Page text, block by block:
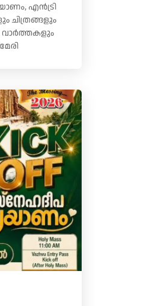
എൻട്രി
ചിത്രങ്ങളും
വാർത്തകളും